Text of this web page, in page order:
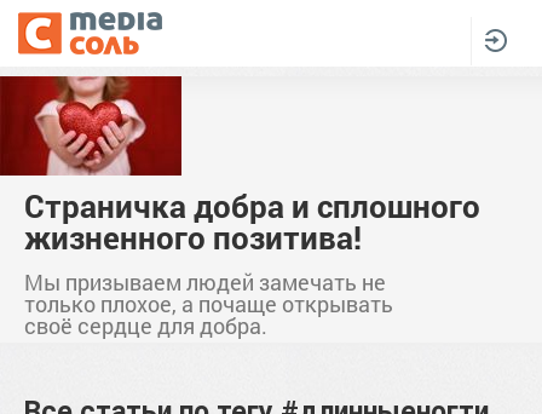
Страничка добра и сплошного
жизненного позитива!
Мы призываем людей замечать не
только плохое, а почаще открывать
своё сердце для добра.